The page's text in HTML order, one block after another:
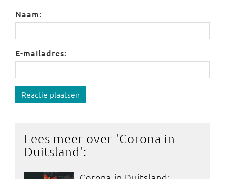
Naam:
E-mailadres:
Reactie plaatsen
Lees meer over 'Corona in
Duitsland':